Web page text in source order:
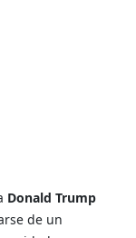
Donald Trump
de un